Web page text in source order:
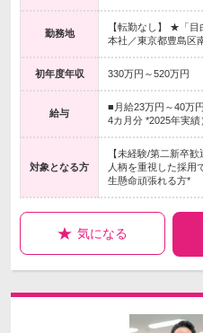
勤務地
【転勤なし】 ★「
本社／東京都豊島区
初年度年収 330万円～520万円
給与
■月給23万円～40万
4カ月分 *2025年実
対象となる方
【未経験/第二新卒
人柄を重視した採
生懸命頑張れる方*
気になる